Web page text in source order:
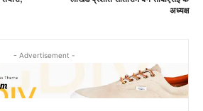
अध्यक्ष
- Advertisement -